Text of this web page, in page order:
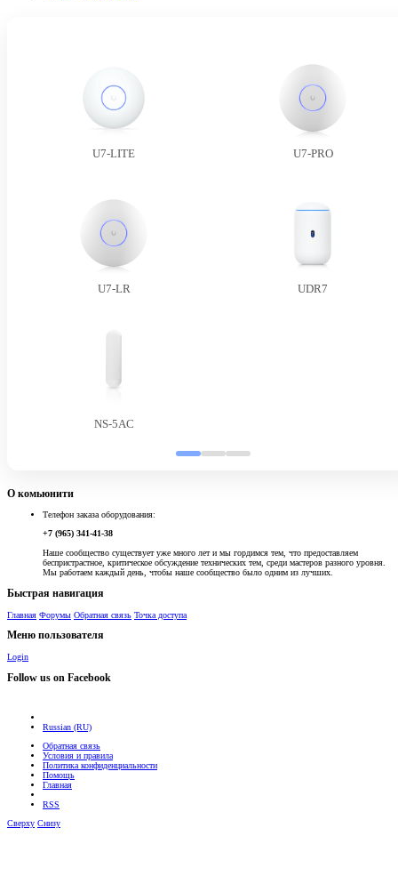
U7-LITE U7-PRO
U7-LR UDR7
NS-5AC
О комьюнити
Телефон заказа оборудования:
+7 (965) 341-41-38
Наше сообщество существует уже много лет и мы гордимся тем, что предоставляем
беспристрастное, критическое обсуждение технических тем, среди мастеров разного уровня.
Мы работаем каждый день, чтобы наше сообщество было одним из лучших.
Быстрая навигация
Главная Форумы Обратная связь Точка доступа
Меню пользователя
Login
Follow us on Facebook
Russian (RU)
Обратная связь
Условия и правила
Политика конфиденциальности
Помощь
Главная
RSS
Сверху Снизу